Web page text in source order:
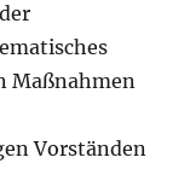
Maßnahmen
Vorständen